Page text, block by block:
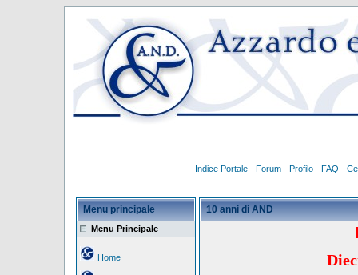
Indice Portale Forum Profilo FAQ
Menu principale
Menu Principale
Home
10 anni di AND